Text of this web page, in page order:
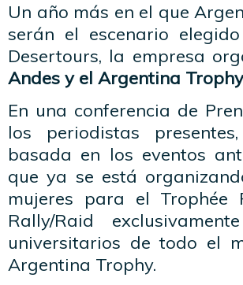
Un año más en el que
serán el escenario
Desertours, la empresa
Andes y el Argentina
En una conferencia de
los periodistas
basada en los eventos
que ya se está
mujeres para el Trophée
Rally/Raid
universitarios de todo el
Argentina Trophy.